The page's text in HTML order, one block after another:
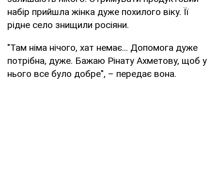
набір прийшла жінка дуже похилого віку. Її
рідне село знищили росіяни.
"Там німа нічого, хат немає... Допомога дуже
потрібна, дуже. Бажаю Рінату Ахметову, щоб у
нього все було добре", – передає вона.